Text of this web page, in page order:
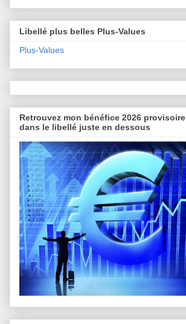
Libellé plus belles Plus-Values
Plus-Values
Retrouvez mon bénéfice 2026 provisoire
dans le libellé juste en dessous